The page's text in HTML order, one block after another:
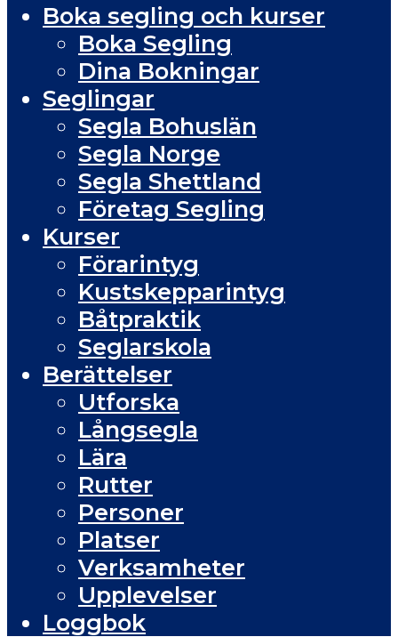
Boka segling och kurser
Boka Segling
Dina Bokningar
Seglingar
Segla Bohuslän
Segla Norge
Segla Shettland
Företag Segling
Kurser
Förarintyg
Kustskepparintyg
Båtpraktik
Seglarskola
Berättelser
Utforska
Långsegla
Lära
Rutter
Personer
Platser
Verksamheter
Upplevelser
Loggbok